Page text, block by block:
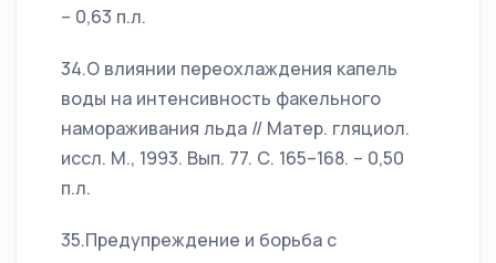
– 0,63 п.л.
34.О влиянии переохлаждения капель
воды на интенсивность факельного
намораживания льда // Матер. гляциол.
иссл. М., 1993. Вып. 77. С. 165–168. – 0,50
п.л.
35.Предупреждение и борьба с